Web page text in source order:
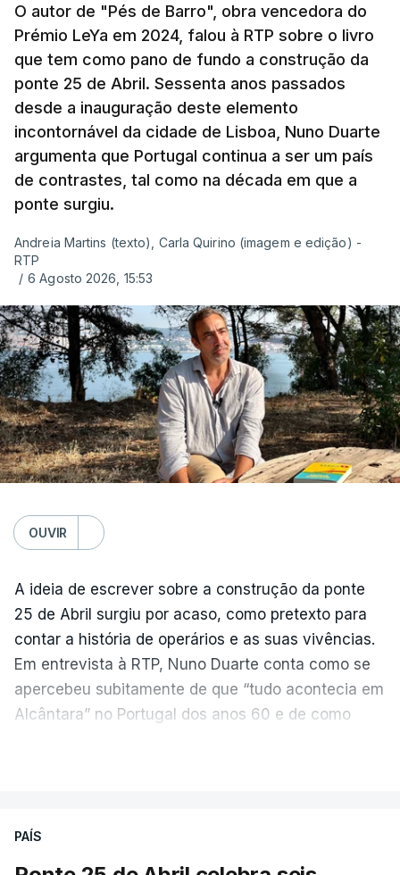
O autor de "Pés de Barro", obra vencedora do
Prémio LeYa em 2024, falou à RTP sobre o livro
que tem como pano de fundo a construção da
ponte 25 de Abril. Sessenta anos passados
desde a inauguração deste elemento
incontornável da cidade de Lisboa, Nuno Duarte
argumenta que Portugal continua a ser um país
de contrastes, tal como na década em que a
ponte surgiu.
Andreia Martins (texto), Carla Quirino (imagem e edição) -
RTP
/ 6 Agosto 2026, 15:53
OUVIR
A ideia de escrever sobre a construção da ponte
25 de Abril surgiu por acaso, como pretexto para
contar a história de operários e as suas vivências.
Em entrevista à RTP, Nuno Duarte conta como se
apercebeu subitamente de que “tudo acontecia em
Alcântara” no Portugal dos anos 60 e de como
forma inesperada, através da literatura.
PAÍS